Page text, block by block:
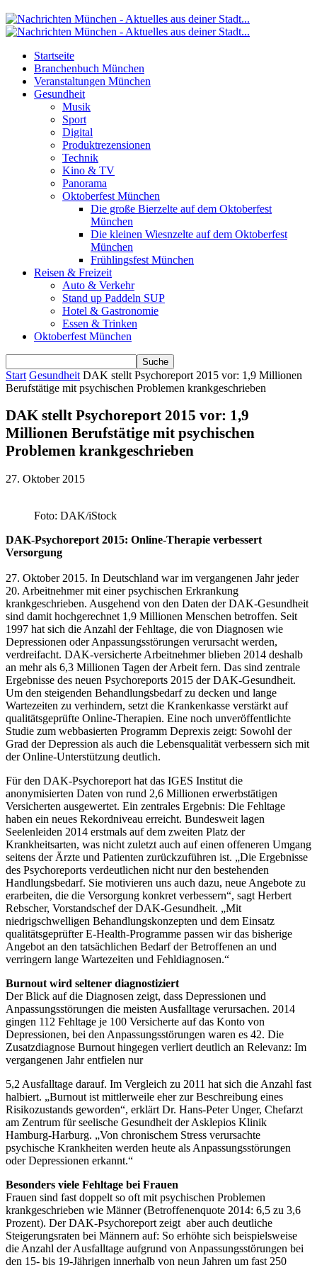
Startseite
Branchenbuch München
Veranstaltungen München
Gesundheit
Musik
Sport
Digital
Produktrezensionen
Technik
Kino & TV
Panorama
Oktoberfest München
Die große Bierzelte auf dem Oktoberfest
München
Die kleinen Wiesnzelte auf dem Oktoberfest
München
Frühlingsfest München
Reisen & Freizeit
Auto & Verkehr
Stand up Paddeln SUP
Hotel & Gastronomie
Essen & Trinken
Oktoberfest München
Start Gesundheit DAK stellt Psychoreport 2015 vor: 1,9 Millionen
Berufstätige mit psychischen Problemen krankgeschrieben
DAK stellt Psychoreport 2015 vor: 1,9
Millionen Berufstätige mit psychischen
Problemen krankgeschrieben
27. Oktober 2015
Foto: DAK/iStock
DAK-Psychoreport 2015: Online-Therapie verbessert
Versorgung
27. Oktober 2015. In Deutschland war im vergangenen Jahr jeder
20. Arbeitnehmer mit einer psychischen Erkrankung
krankgeschrieben. Ausgehend von den Daten der DAK-Gesundheit
sind damit hochgerechnet 1,9 Millionen Menschen betroffen. Seit
1997 hat sich die Anzahl der Fehltage, die von Diagnosen wie
Depressionen oder Anpassungsstörungen verursacht werden,
verdreifacht. DAK-versicherte Arbeitnehmer blieben 2014 deshalb
an mehr als 6,3 Millionen Tagen der Arbeit fern. Das sind zentrale
Ergebnisse des neuen Psychoreports 2015 der DAK-Gesundheit.
Um den steigenden Behandlungsbedarf zu decken und lange
Wartezeiten zu verhindern, setzt die Krankenkasse verstärkt auf
qualitätsgeprüfte Online-Therapien. Eine noch unveröffentlichte
Studie zum webbasierten Programm Deprexis zeigt: Sowohl der
Grad der Depression als auch die Lebensqualität verbessern sich mit
der Online-Unterstützung deutlich.
Für den DAK-Psychoreport hat das IGES Institut die
anonymisierten Daten von rund 2,6 Millionen erwerbstätigen
Versicherten ausgewertet. Ein zentrales Ergebnis: Die Fehltage
haben ein neues Rekordniveau erreicht. Bundesweit lagen
Seelenleiden 2014 erstmals auf dem zweiten Platz der
Krankheitsarten, was nicht zuletzt auch auf einen offeneren Umgang
seitens der Ärzte und Patienten zurückzuführen ist. „Die Ergebnisse
des Psychoreports verdeutlichen nicht nur den bestehenden
Handlungsbedarf. Sie motivieren uns auch dazu, neue Angebote zu
erarbeiten, die die Versorgung konkret verbessern“, sagt Herbert
Rebscher, Vorstandschef der DAK-Gesundheit. „Mit
niedrigschwelligen Behandlungskonzepten und dem Einsatz
qualitätsgeprüfter E-Health-Programme passen wir das bisherige
Angebot an den tatsächlichen Bedarf der Betroffenen an und
verringern lange Wartezeiten und Fehldiagnosen.“
Burnout wird seltener diagnostiziert
Der Blick auf die Diagnosen zeigt, dass Depressionen und
Anpassungsstörungen die meisten Ausfalltage verursachen. 2014
gingen 112 Fehltage je 100 Versicherte auf das Konto von
Depressionen, bei den Anpassungsstörungen waren es 42. Die
Zusatzdiagnose Burnout hingegen verliert deutlich an Relevanz: Im
vergangenen Jahr entfielen nur
5,2 Ausfalltage darauf. Im Vergleich zu 2011 hat sich die Anzahl fast
halbiert. „Burnout ist mittlerweile eher zur Beschreibung eines
Risikozustands geworden“, erklärt Dr. Hans-Peter Unger, Chefarzt
am Zentrum für seelische Gesundheit der Asklepios Klinik
Hamburg-Harburg. „Von chronischem Stress verursachte
psychische Krankheiten werden heute als Anpassungsstörungen
oder Depressionen erkannt.“
Besonders viele Fehltage bei Frauen
Frauen sind fast doppelt so oft mit psychischen Problemen
krankgeschrieben wie Männer (Betroffenenquote 2014: 6,5 zu 3,6
Prozent). Der DAK-Psychoreport zeigt aber auch deutliche
Steigerungsraten bei Männern auf: So erhöhte sich beispielsweise
die Anzahl der Ausfalltage aufgrund von Anpassungsstörungen bei
den 15- bis 19-Jährigen innerhalb von neun Jahren um fast 250